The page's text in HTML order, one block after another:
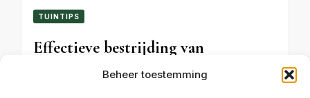
Beheer toestemming
TUINTIPS
Effectieve bestrijding van
engerlingen in het gazon met aaltjes